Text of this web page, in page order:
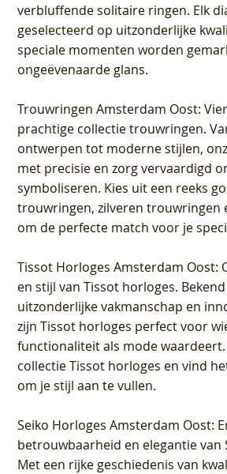
verbluffende solitaire ringen. Elk
geselecteerd op uitzonderlijke
speciale momenten worden
ongeëvenaarde glans.
Trouwringen Amsterdam Oost:
prachtige collectie trouwringen.
ontwerpen tot moderne stijlen,
met precisie en zorg vervaardigd
symboliseren. Kies uit een reeks
trouwringen, zilveren trouwringen
om de perfecte match voor je
Tissot Horloges Amsterdam Oost:
en stijl van Tissot horloges.
uitzonderlijke vakmanschap en
zijn Tissot horloges perfect voor
functionaliteit als mode
collectie Tissot horloges en vind
om je stijl aan te vullen.
Seiko Horloges Amsterdam Oost:
betrouwbaarheid en elegantie van
Met een rijke geschiedenis van